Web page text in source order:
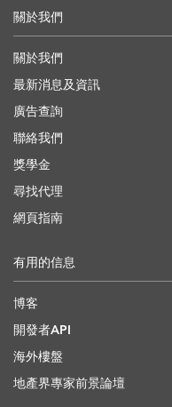
關於我們
關於我們
最新消息及資訊
廣告查詢
聯絡我們
獎學金
尋找代理
網頁指南
有用的信息
博客
開發者API
海外樓盤
地產界專家前景論壇